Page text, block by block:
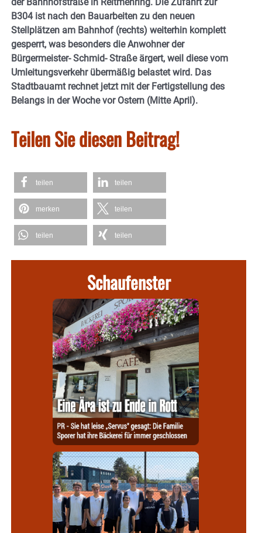
B304 ist nach den Bauarbeiten zu den neuen
Stellplätzen am Bahnhof (rechts) weiterhin komplett
gesperrt, was besonders die Anwohner der
Bürgermeister- Schmid- Straße ärgert, weil diese vom
Umleitungsverkehr übermäßig belastet wird. Das
Stadtbauamt rechnet jetzt mit der Fertigstellung des
Belangs in der Woche vor Ostern (Mitte April).
Teilen Sie diesen Beitrag!
teilen teilen
merken teilen
teilen teilen
Schaufenster